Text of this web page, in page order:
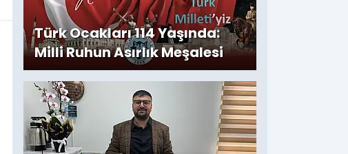
Türk Ocakları 114 Yaşında:
Milli Ruhun Asırlık Meşalesi